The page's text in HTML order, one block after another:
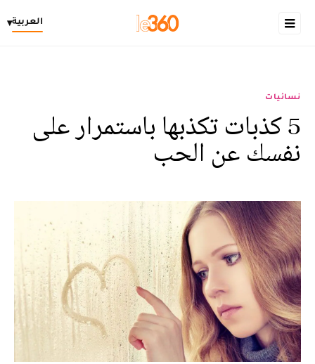
العربية▾
نسائيات
5 كذبات تكذبها باستمرار على
نفسك عن الحب